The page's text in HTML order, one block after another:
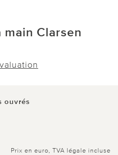
Clarsen
ouvrés
Prix en euro, TVA légale incluse